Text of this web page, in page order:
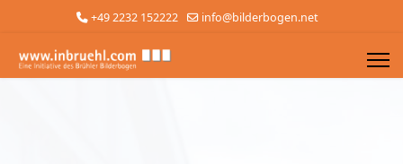
+49 2232 152222 info@bilderbogen.net